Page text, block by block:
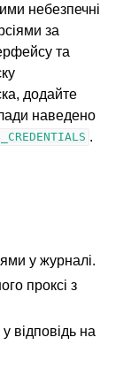
небезпечні
за
та
додайте
наведено
.
у журналі.
проксі з
відповідь на